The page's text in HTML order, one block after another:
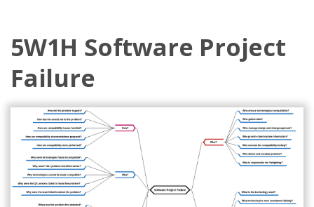
5W1H Software Project
Failure